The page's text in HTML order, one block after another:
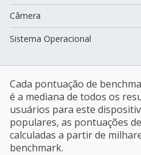
Câmera
Sistema Operacional
Cada pontuação de
é a mediana de todos os
usuários para este
populares, as pontuações
calculadas a partir de
benchmark.